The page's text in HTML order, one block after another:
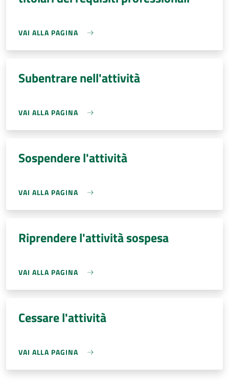
VAI ALLA PAGINA
Subentrare nell'attività
VAI ALLA PAGINA
Sospendere l'attività
VAI ALLA PAGINA
Riprendere l'attività sospesa
VAI ALLA PAGINA
Cessare l'attività
VAI ALLA PAGINA